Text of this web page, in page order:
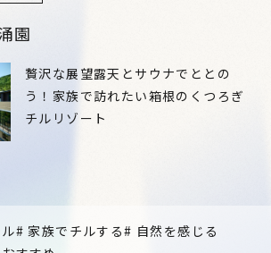
園
贅沢な展望露天とサウナでととの
う！家族で訪れたい箱根のくつろぎ
チルリゾート
# 家族でチルする# 自然を感じる